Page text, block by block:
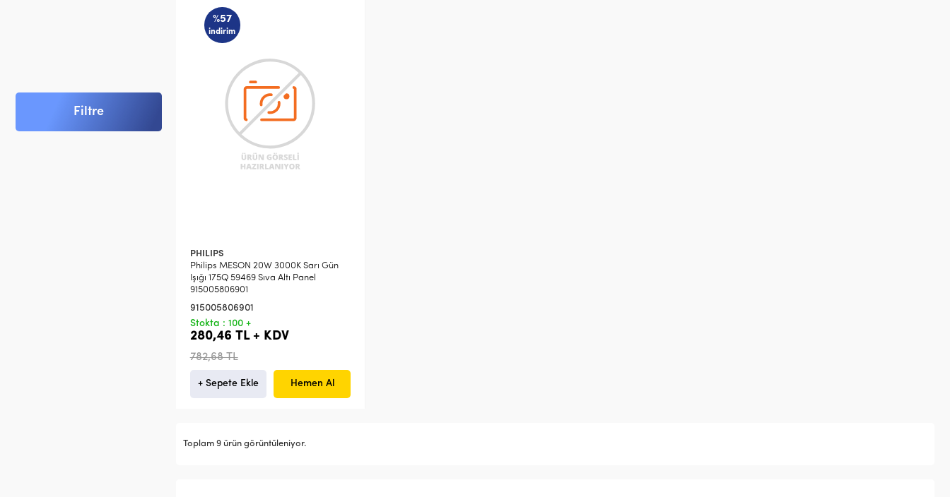
Filtre
%57
indirim
PHILIPS
Philips MESON 20W 3000K Sarı Gün
Işığı 175Q 59469 Sıva Altı Panel
915005806901
915005806901
Stokta : 100 +
280,46 TL + KDV
782,68 TL
+ Sepete Ekle Hemen Al
Toplam 9 ürün görüntüleniyor.